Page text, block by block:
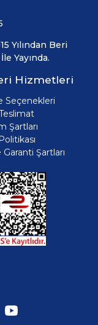
Yılından Beri
Yayında.
Hizmetleri
Seçenekleri
Şartları
Şartları